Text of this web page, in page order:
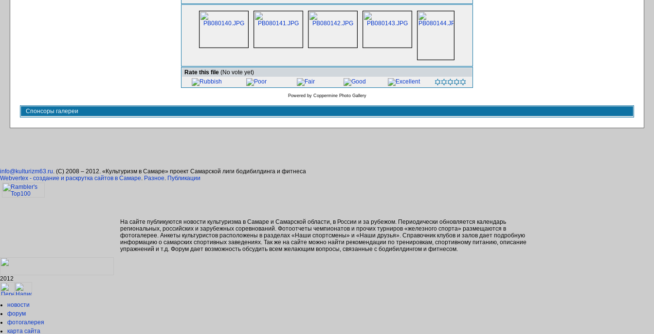
Rate this file (No vote yet)
Powered by Coppermine Photo Gallery
Спонсоры галереи
info@kulturizm63.ru. (C) 2008 – 2012. «Культуризм в Самаре» проект Самарской лиги бодибилдинга и фитнеса
Webvertex - создание и раскрутка сайтов в Самаре. Разное. Публикации
На сайте публикуются новости культуризма в Самаре и Самарской области, в России и за рубежом. Периодически обновляется календарь
региональных, российских и зарубежных соревнований. Фотоотчеты чемпионатов и прочих турниров «железного спорта» размещаются в
фотогалерее. Анкеты культуристов расположены в разделах «Наши спортсмены» и «Наши друзья». Справочник клубов и залов дает подробную
информацию о самарских спортивных заведениях. Так же на сайте можно найти рекомендации по тренировкам, спортивному питанию, описание
упражнений и т.д. Форум дает возможность обсудить всем желающим вопросы, связанные с бодибилдингом и фитнесом.
2012
новости
форум
фотогалерея
карта сайта